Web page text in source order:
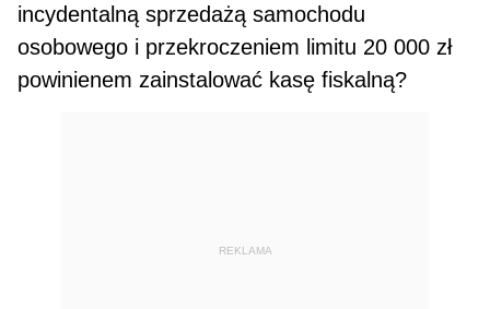
incydentalną sprzedażą samochodu
osobowego i przekroczeniem limitu 20 000 zł
powinienem zainstalować kasę fiskalną?
REKLAMA